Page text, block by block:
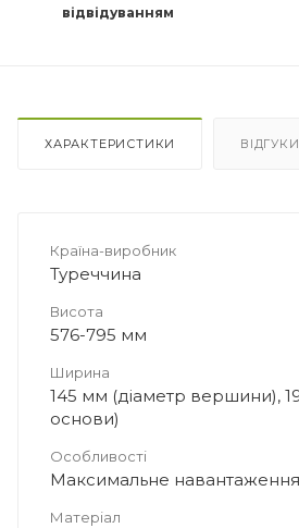
відвідуванням
ХАРАКТЕРИСТИКИ ВІДГУКИ
Країна-виробник
Туреччина
Висота
576-795 мм
Ширина
145 мм (діаметр вершини),
основи)
Особливості
Максимальне
Матеріал